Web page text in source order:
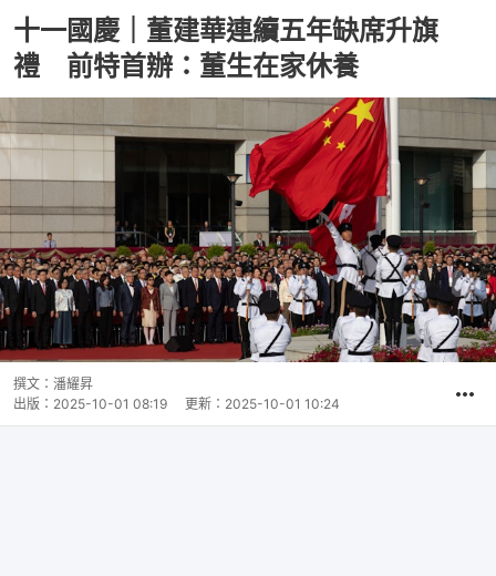
十一國慶｜董建華連續五年缺席升旗
禮 前特首辦：董生在家休養
撰文： 潘耀昇
出版： 2025-10-01 08:19 更新： 2025-10-01 10:24